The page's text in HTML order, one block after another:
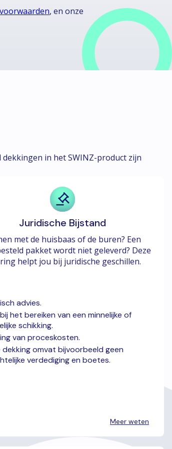
, en onze
in het SWINZ-product zijn
Juridische Bijstand
met de huisbaas of de buren? Een
pakket wordt niet geleverd? Deze
helpt jou bij juridische geschillen.
advies.
het bereiken van een minnelijke of
schikking.
van proceskosten.
dekking omvat bijvoorbeeld geen
verdediging en boetes.
Meer weten